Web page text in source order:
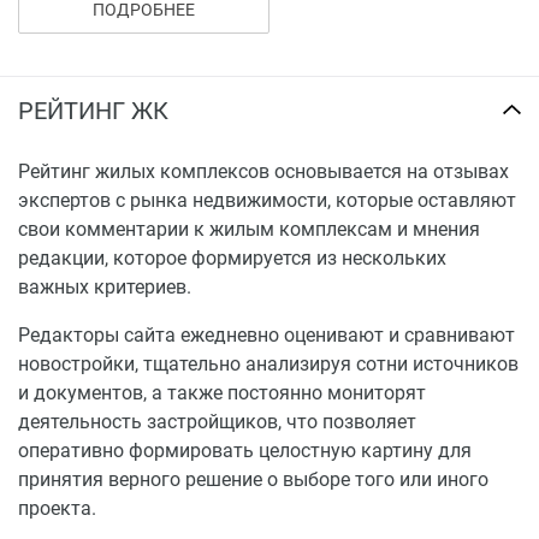
административных помещений предусмотрены
количестве 22 штук:
3 секция – 5 шт.;
4 секция – 7 шт.;
5 секция – 10 шт.
Выезды из боксов предусмотрены на внешнюю часть
здания и торец дома без окон. Над воротами
размещаются козырьки или балконные плиты на
ширину не менее 1м.
ПОДРОБНЕЕ
РЕЙТИНГ ЖК
Рейтинг жилых комплексов основывается на отзывах
экспертов с рынка недвижимости, которые оставляют
свои комментарии к жилым комплексам и мнения
редакции, которое формируется из нескольких
важных критериев.
Редакторы сайта ежедневно оценивают и сравнивают
новостройки, тщательно анализируя сотни источников
и документов, а также постоянно мониторят
деятельность застройщиков, что позволяет
оперативно формировать целостную картину для
принятия верного решение о выборе того или иного
проекта.